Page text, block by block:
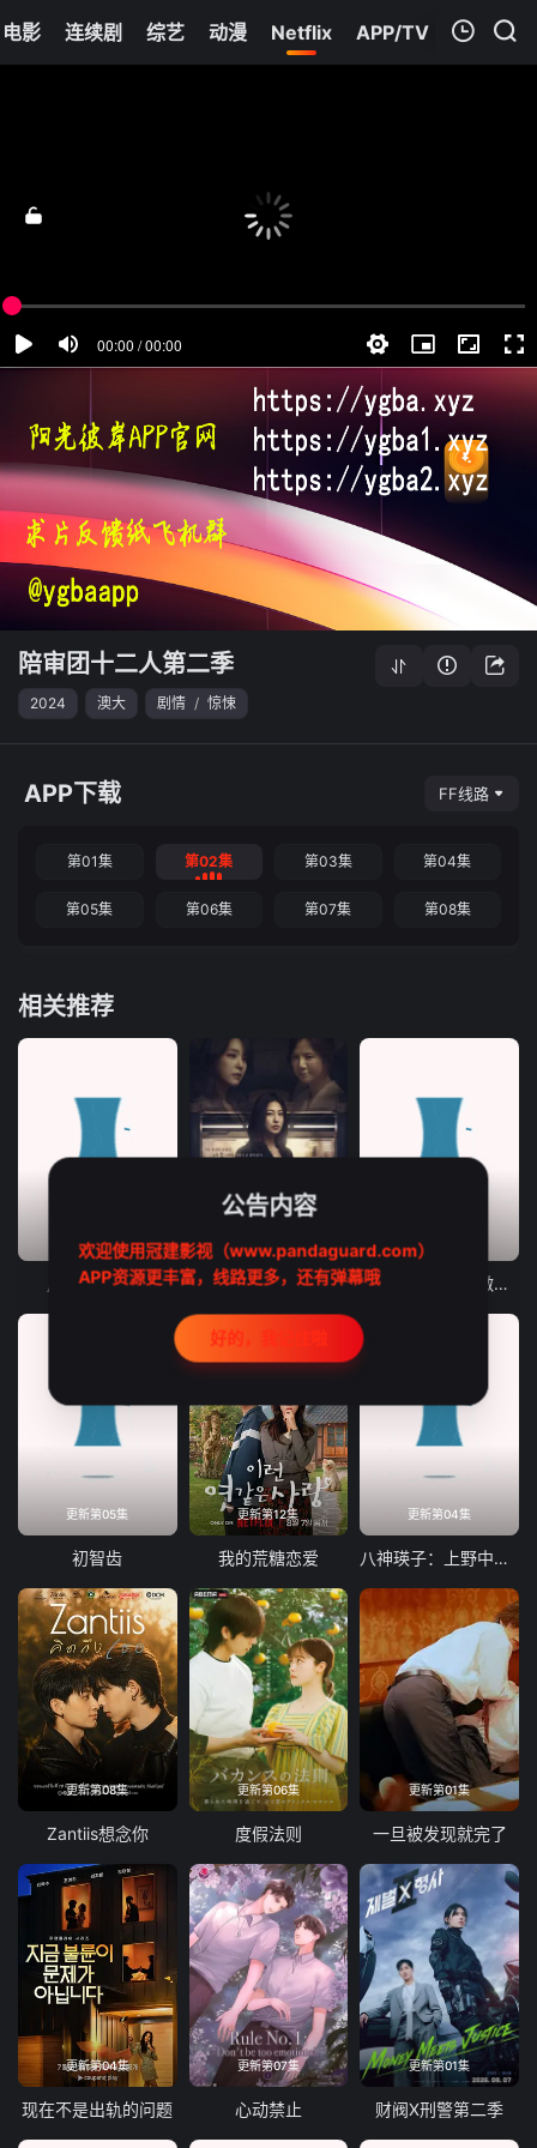
电影 连续剧 综艺 动漫 Netflix APP/TV
陪审团十二人第二季
2024 澳大 剧情 / 惊悚
APP下载 FF线路
第01集 第02集 第03集 第04集
第05集 第06集 第07集 第08集
相关推荐
更新第95集
风，带有香气 家庭关系证明书
更新第07集
从现在开始，不做朋友了吧。
更新第05集
初智齿
更新第12集
我的荒糖恋爱
更新第04集
八神瑛子：上野中央署组织犯罪对策课
更新第08集
Zantiis想念你
更新第06集
度假法则
更新第01集
一旦被发现就完了
更新第04集
现在不是出轨的问题
更新第07集
心动禁止
更新第01集
财阀X刑警第二季
公告内容
欢迎使用冠建影视（www.pandaguard.com）
APP资源更丰富，线路更多，还有弹幕哦
好的，我记住啦